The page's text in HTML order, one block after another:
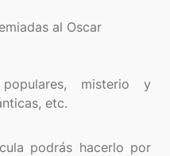
al Oscar
misterio y
etc.
podrás hacerlo por